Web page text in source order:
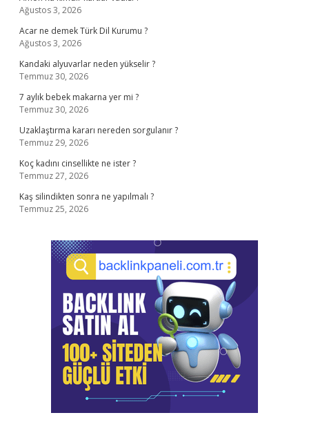
Ağustos 3, 2026
Acar ne demek Türk Dil Kurumu ?
Ağustos 3, 2026
Kandaki alyuvarlar neden yükselir ?
Temmuz 30, 2026
7 aylık bebek makarna yer mi ?
Temmuz 30, 2026
Uzaklaştırma kararı nereden sorgulanır ?
Temmuz 29, 2026
Koç kadını cinsellikte ne ister ?
Temmuz 27, 2026
Kaş silindikten sonra ne yapılmalı ?
Temmuz 25, 2026